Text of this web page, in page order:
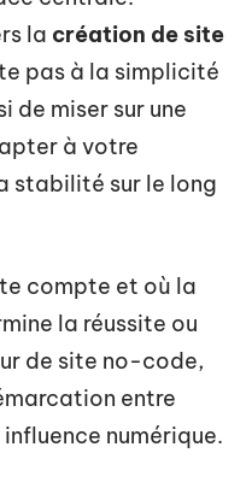
la création de site
pas à la simplicité
de miser sur une
à votre
stabilité sur le long
compte et où la
la réussite ou
de site no-code,
entre
numérique.